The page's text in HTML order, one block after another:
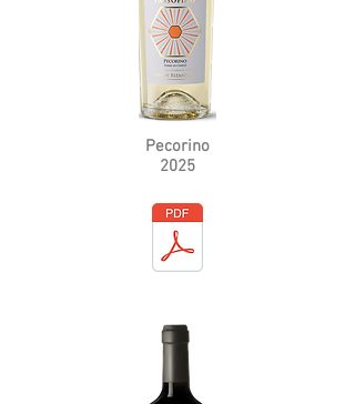
Pecorino
2025